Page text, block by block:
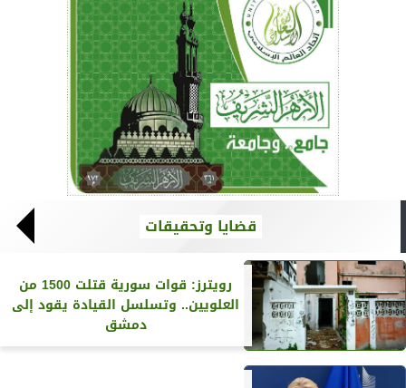
قضايا وتحقيقات
رويترز‏: قوات سورية قتلت 1500 من
العلويين.. وتسلسل القيادة يقود إلى
دمشق